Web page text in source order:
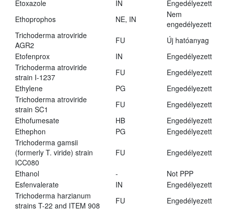
Etoxazole
IN
Engedélyezett
Ethoprophos
NE, IN
Nem
engedélyezett
Trichoderma atroviride
AGR2
FU
Új hatóanyag
Etofenprox
IN
Engedélyezett
Trichoderma atroviride
strain I-1237
FU
Engedélyezett
Ethylene
PG
Engedélyezett
Trichoderma atroviride
strain SC1
FU
Engedélyezett
Ethofumesate
HB
Engedélyezett
Ethephon
PG
Engedélyezett
Trichoderma gamsii
(formerly T. viride) strain
ICC080
FU Engedélyezett
Ethanol -
Not PPP
Esfenvalerate
IN
Engedélyezett
Trichoderma harzianum
strains T-22 and ITEM 908
FU
Engedélyezett